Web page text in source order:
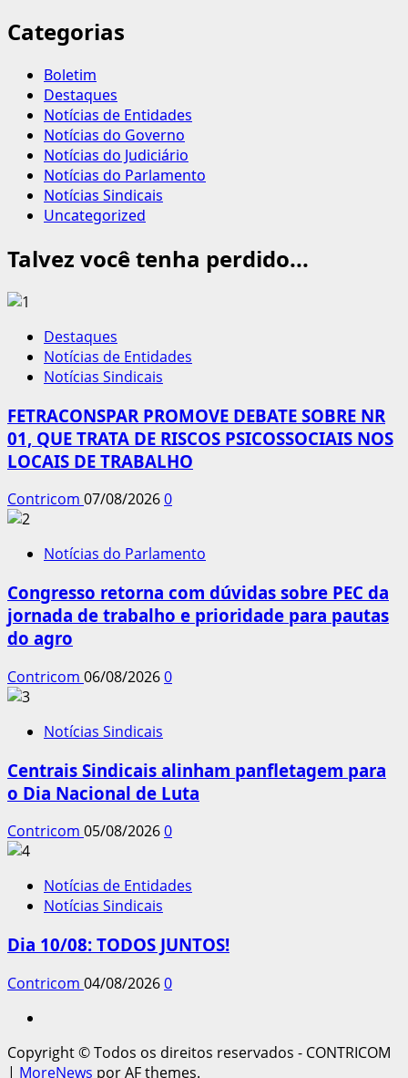
Categorias
Boletim
Destaques
Notícias de Entidades
Notícias do Governo
Notícias do Judiciário
Notícias do Parlamento
Notícias Sindicais
Uncategorized
Talvez você tenha perdido...
Destaques
Notícias de Entidades
Notícias Sindicais
FETRACONSPAR PROMOVE DEBATE SOBRE NR
01, QUE TRATA DE RISCOS PSICOSSOCIAIS NOS
LOCAIS DE TRABALHO
Contricom 07/08/20260
Notícias do Parlamento
Congresso retorna com dúvidas sobre PEC da
jornada de trabalho e prioridade para pautas
do agro
Contricom 06/08/20260
Notícias Sindicais
Centrais Sindicais alinham panfletagem para
o Dia Nacional de Luta
Contricom 05/08/20260
Notícias de Entidades
Notícias Sindicais
Dia 10/08: TODOS JUNTOS!
Contricom 04/08/20260
Copyright © Todos os direitos reservados - CONTRICOM
| MoreNews por AF themes.